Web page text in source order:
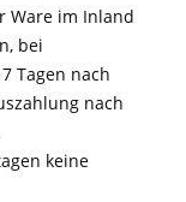
Ware im Inland
bei
Tagen nach
nach
keine